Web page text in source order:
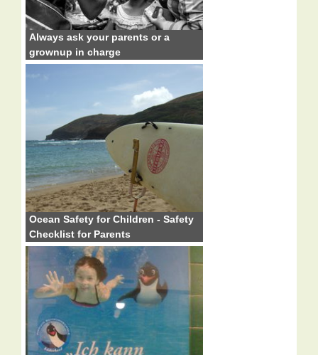
Always ask your parents or a
grownup in charge
Ocean Safety for Children - Safety
Checklist for Parents